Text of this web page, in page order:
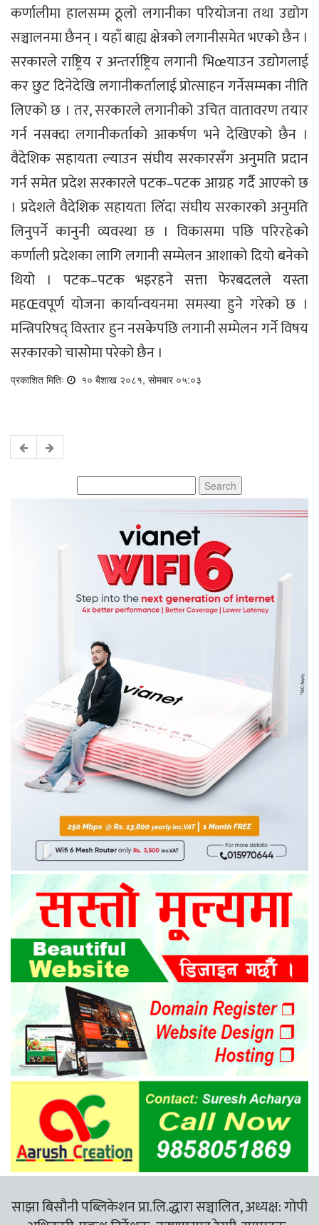
कर्णालीमा हालसम्म ठूलो लगानीका परियोजना तथा उद्योग
सञ्चालनमा छैनन् । यहाँ बाह्य क्षेत्रको लगानीसमेत भएको छैन ।
सरकारले राष्ट्रिय र अन्तर्राष्ट्रिय लगानी भिœयाउन उद्योगलाई
कर छुट दिनेदेखि लगानीकर्तालाई प्रोत्साहन गर्नेसम्मका नीति
लिएको छ । तर, सरकारले लगानीको उचित वातावरण तयार
गर्न नसक्दा लगानीकर्ताको आकर्षण भने देखिएको छैन ।
वैदेशिक सहायता ल्याउन संघीय सरकारसँग अनुमति प्रदान
गर्न समेत प्रदेश सरकारले पटक–पटक आग्रह गर्दै आएको छ
। प्रदेशले वैदेशिक सहायता लिँदा संघीय सरकारको अनुमति
लिनुपर्ने कानुनी व्यवस्था छ । विकासमा पछि परिरहेको
कर्णाली प्रदेशका लागि लगानी सम्मेलन आशाको दियो बनेको
थियो । पटक–पटक भइरहने सत्ता फेरबदलले यस्ता
महŒवपूर्ण योजना कार्यान्वयनमा समस्या हुने गरेको छ ।
मन्त्रिपरिषद् विस्तार हुन नसकेपछि लगानी सम्मेलन गर्ने विषय
सरकारको चासोमा परेको छैन ।
प्रकाशित मितिः १० बैशाख २०८१, सोमबार ०५:०३
for:
साझा बिसौनी पब्लिकेशन प्रा.लि.द्धारा सञ्चालित, अध्यक्ष: गोपी